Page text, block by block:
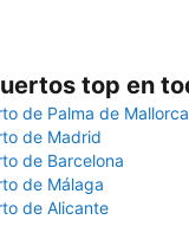
top en
de Palma de Mallorca
de Madrid
de Barcelona
de Málaga
de Alicante